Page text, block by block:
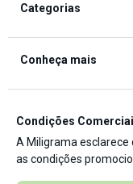
Política de Privacidade
Segurança
Trocas e Devoluções
Termos de Uso
Blog Miligrama
Categorias
Fórmulas Exclusivas
Nutrição
Saúde
Conheça mais
Novidades P&D
Cashback
Condições
A Miligrama esclarece
as condições